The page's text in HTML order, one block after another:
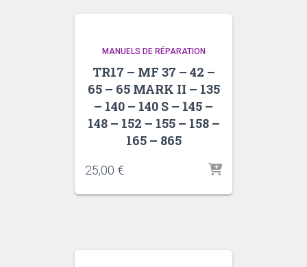
MANUELS DE RÉPARATION
TR17 – MF 37 – 42 –
65 – 65 MARK II – 135
– 140 – 140 S – 145 –
148 – 152 – 155 – 158 –
165 – 865
25,00 €